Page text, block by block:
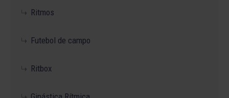
Ritmos
Futebol de campo
Ritbox